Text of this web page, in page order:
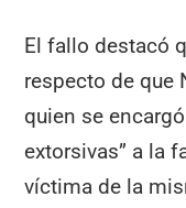
El fallo destacó
respecto de que
quien se
extorsivas” a la
víctima de la